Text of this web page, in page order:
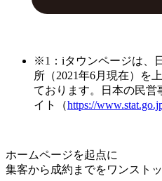
※1：iタウンページは、
所（2021年6月現在）を
ております。日本の民営
イト（https://
ホームページを起点に
集客から成約までをワンスト